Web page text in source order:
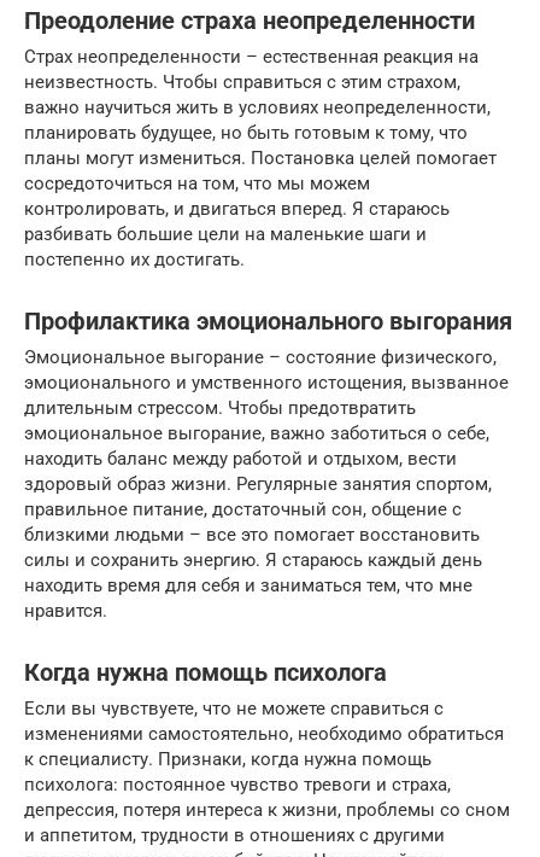
Преодоление страха неопределенности
Страх неопределенности – естественная реакция на
неизвестность. Чтобы справиться с этим страхом,
важно научиться жить в условиях неопределенности,
планировать будущее, но быть готовым к тому, что
планы могут измениться. Постановка целей помогает
сосредоточиться на том, что мы можем
контролировать, и двигаться вперед. Я стараюсь
разбивать большие цели на маленькие шаги и
постепенно их достигать.
Профилактика эмоционального выгорания
Эмоциональное выгорание – состояние физического,
эмоционального и умственного истощения, вызванное
длительным стрессом. Чтобы предотвратить
эмоциональное выгорание, важно заботиться о себе,
находить баланс между работой и отдыхом, вести
здоровый образ жизни. Регулярные занятия спортом,
правильное питание, достаточный сон, общение с
близкими людьми – все это помогает восстановить
силы и сохранить энергию. Я стараюсь каждый день
находить время для себя и заниматься тем, что мне
нравится.
Когда нужна помощь психолога
Если вы чувствуете, что не можете справиться с
изменениями самостоятельно, необходимо обратиться
к специалисту. Признаки, когда нужна помощь
психолога: постоянное чувство тревоги и страха,
депрессия, потеря интереса к жизни, проблемы со сном
и аппетитом, трудности в отношениях с другими